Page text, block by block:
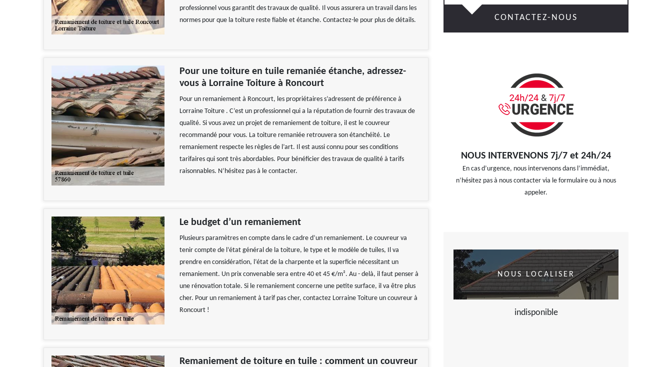
professionnel vous garantit des travaux de qualité. Il vous assurera un travail dans les
normes pour que la toiture reste fiable et étanche. Contactez-le pour plus de détails.
Pour une toiture en tuile remaniée étanche, adressez-
vous à Lorraine Toiture à Roncourt
Pour un remaniement à Roncourt, les propriétaires s’adressent de préférence à
Lorraine Toiture . C’est un professionnel qui a la réputation de fournir des travaux de
qualité. Si vous avez un projet de remaniement de toiture, il est le couvreur
recommandé pour vous. La toiture remaniée retrouvera son étanchéité. Le
remaniement respecte les règles de l’art. Il est aussi connu pour ses conditions
tarifaires qui sont très abordables. Pour bénéficier des travaux de qualité à tarifs
raisonnables. N’hésitez pas à le contacter.
Le budget d’un remaniement
Plusieurs paramètres en compte dans le cadre d’un remaniement. Le couvreur va
tenir compte de l’état général de la toiture, le type et le modèle de tuiles, Il va
prendre en considération, l’état de la charpente et la superficie nécessitant un
remaniement. Un prix convenable sera entre 40 et 45 €/m². Au - delà, il faut penser à
une rénovation totale. Si le remaniement concerne une petite surface, il va être plus
cher. Pour un remaniement à tarif pas cher, contactez Lorraine Toiture un couvreur à
Roncourt !
Remaniement de toiture en tuile : comment un couvreur
CONTACTEZ-NOUS
NOUS INTERVENONS 7j/7 et 24h/24
En cas d’urgence, nous intervenons dans l’immédiat,
n’hésitez pas à nous contacter via le formulaire ou à nous
appeler.
NOUS LOCALISER
indisponible